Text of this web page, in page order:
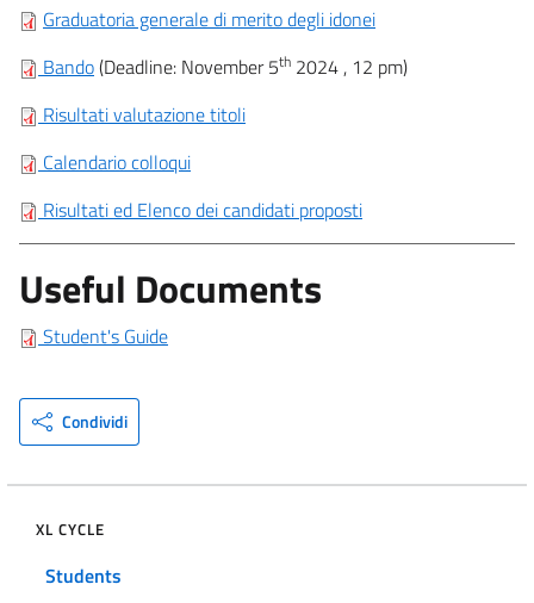
Graduatoria generale di merito degli idonei
Bando(Deadline: November 5th 2024 , 12 pm)
Risultati valutazione titoli
Calendario colloqui
Risultati ed Elenco dei candidati proposti
Useful Documents
Student's Guide
Condividi
XL CYCLE
Students